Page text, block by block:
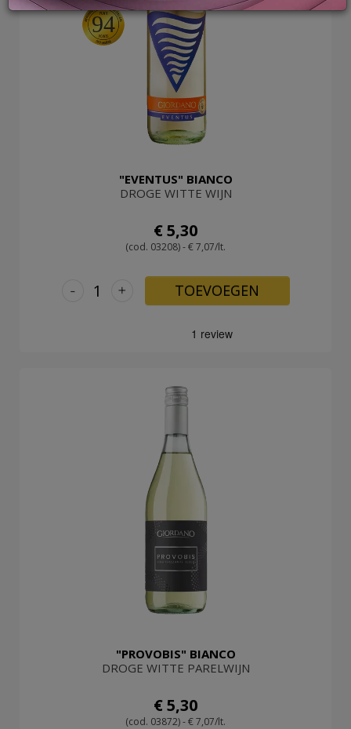
94
"EVENTUS" BIANCO
DROGE WITTE WIJN
€ 5,30
(cod. 03208) - € 7,07/lt.
+
- TOEVOEGEN
"PROVOBIS" BIANCO
DROGE WITTE PARELWIJN
€ 5,30
(cod. 03872) - € 7,07/lt.